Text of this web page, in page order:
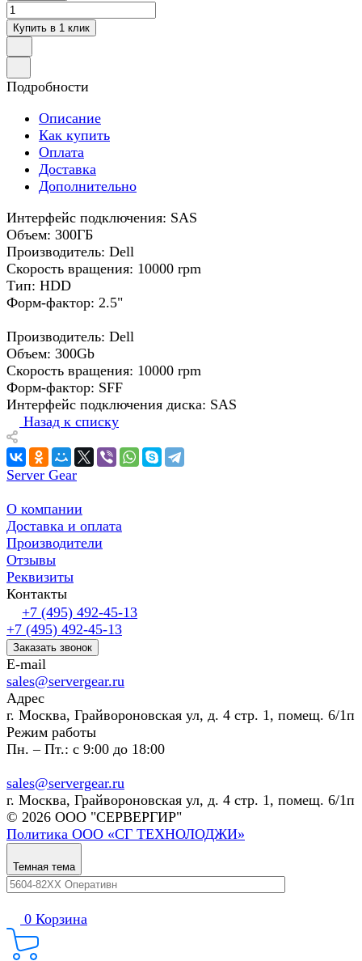
Купить в 1 клик
Подробности
Описание
Как купить
Оплата
Доставка
Дополнительно
Интерфейс подключения: SAS
Объем: 300ГБ
Производитель: Dell
Скорость вращения: 10000 rpm
Тип: HDD
Форм-фактор: 2.5"
Производитель: Dell
Объем: 300Gb
Скорость вращения: 10000 rpm
Форм-фактор: SFF
Интерфейс подключения диска: SAS
Назад к списку
Server Gear
О компании
Доставка и оплата
Производители
Отзывы
Реквизиты
Контакты
+7 (495) 492-45-13
+7 (495) 492-45-13
Заказать звонок
E-mail
sales@servergear.ru
Адрес
г. Москва, Грайвороновская ул, д. 4 стр. 1, помещ. 6/1п
Режим работы
Пн. – Пт.: с 9:00 до 18:00
sales@servergear.ru
г. Москва, Грайвороновская ул, д. 4 стр. 1, помещ. 6/1п
© 2026 ООО "СЕРВЕРГИР"
Политика ООО «СГ ТЕХНОЛОДЖИ»
Темная тема
0 Корзина